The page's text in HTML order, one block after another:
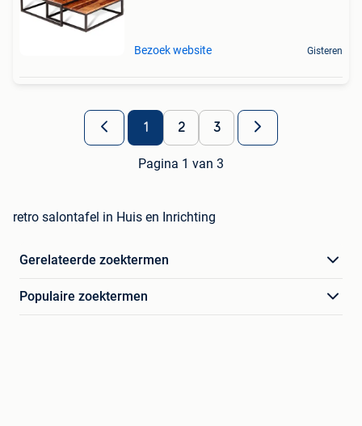
Bezoek website Gisteren
1 2 3
Pagina 1 van 3
retro salontafel in Huis en Inrichting
Gerelateerde zoektermen
Populaire zoektermen